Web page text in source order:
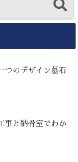
つのデザイン墓石
事と納骨室でわか